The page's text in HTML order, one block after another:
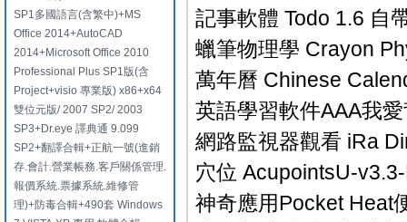
SP1多國語言(含繁中)+MS
Office 2014+AutoCAD
2014+Microsoft Office 2010
Professional Plus SP1版(含
Project+visio 專業版) x86+x64
雙位元版/ 2007 SP2/ 2003
SP3+Dr.eye 譯典通 9.099
SP2+翻譯合輯+正航一號(進銷
存.會計.營業帳務.客戶關係管理.
報價系統.票據系統.維修管
理)+防毒合輯+490套 Windows
記事軟體 Todo 1.6 自
蠟筆物理學 Crayon
萬年曆 Chinese
英語學習軟件AAA我
網路監視器觀看 iRa
穴位 AcupointsU-
神奇應用Pocket Heat